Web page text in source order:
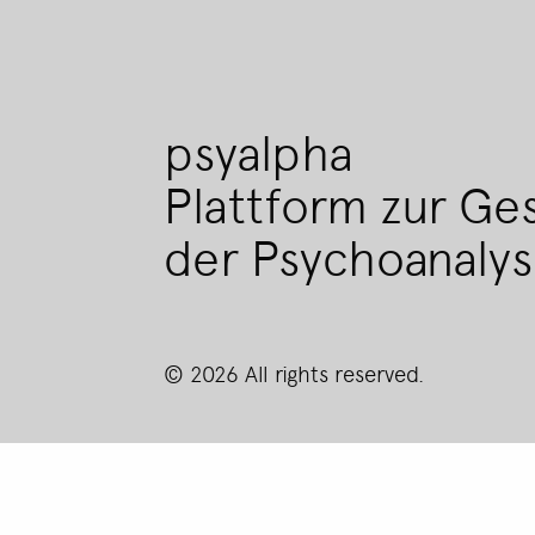
psyalpha
Plattform zur
der
© 2026 All rights reserved.